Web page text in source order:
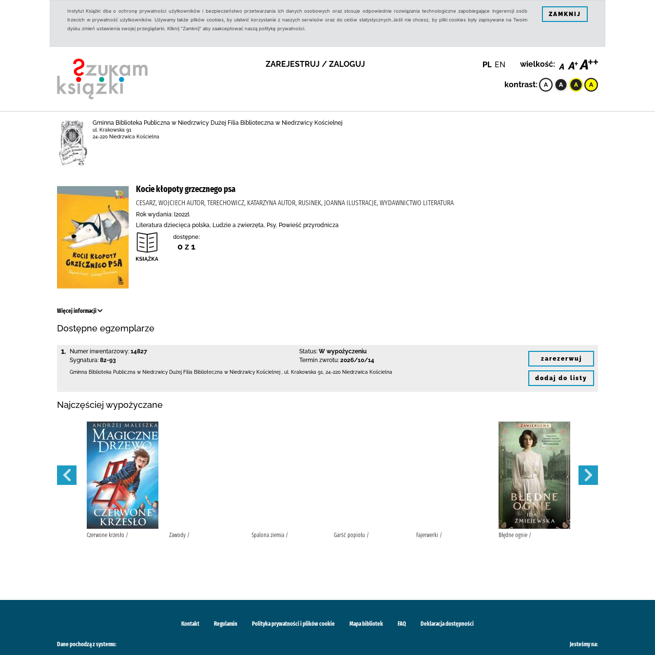
Instytut Książki dba o ochronę prywatności użytkowników i bezpieczeństwo przetwarzania ich danych osobowych oraz stosuje odpowiednie rozwiązania technologiczne zapobiegające ingerencji osób
trzecich w prywatność użytkowników. Używamy także plików cookies, by ułatwić korzystanie z naszych serwisów oraz do celów statystycznych.Jeśli nie chcesz, by pliki cookies były zapisywane na Twoim
dysku zmień ustawienia swojej przeglądarki. Kliknij "Zamknij" aby zaakceptować naszą politykę prywatności.
ZAMKNIJ
ZAREJESTRUJ / ZALOGUJ PL EN wielkość:
kontrast:
Gminna Biblioteka Publiczna w Niedrzwicy Dużej Filia Biblioteczna w Niedrzwicy Kościelnej
ul. Krakowska 91
24-220 Niedrzwica Kościelna
Kocie kłopoty grzecznego psa
CESARZ, WOJCIECH AUTOR, TERECHOWICZ, KATARZYNA AUTOR, RUSINEK, JOANNA ILUSTRACJE, WYDAWNICTWO LITERATURA
Rok wydania: [2022].
Literatura dziecięca polska, Ludzie a zwierzęta, Psy, Powieść przyrodnicza
dostępne:
0 z 1
Więcej informacji
Dostępne egzemplarze
1. Numer inwentarzowy: 14827
Sygnatura: 82-93
Status: W wypożyczeniu
Termin zwrotu: 2026/10/14
Gminna Biblioteka Publiczna w Niedrzwicy Dużej Filia Biblioteczna w Niedrzwicy Kościelnej ul. Krakowska 91 24-220 Niedrzwica Kościelna
zarezerwuj
dodaj do listy
Najczęściej wypożyczane
Czerwone krzesło / Zawody / Spalona ziemia / Garść popiołu / Fajerwerki / Błędne ognie /
Kontakt Regulamin Polityka prywatności i plików cookie Mapa bibliotek FAQ Deklaracja dostępności
Dane pochodzą z systemu: Jesteśmy na: